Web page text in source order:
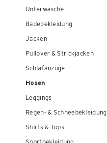
Unterwäsche
Badebekleidung
Jacken
Pullover & Strickjacken
Schlafanzüge
Hosen
Leggings
Regen- & Schneebekleidung
Shirts & Tops